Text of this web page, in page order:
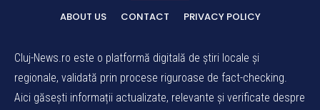
ABOUT US CONTACT PRIVACY POLICY
Cluj-News.ro este o platformă digitală de știri locale și
regionale, validată prin procese riguroase de fact-checking.
Aici găsești informații actualizate, relevante și verificate despre